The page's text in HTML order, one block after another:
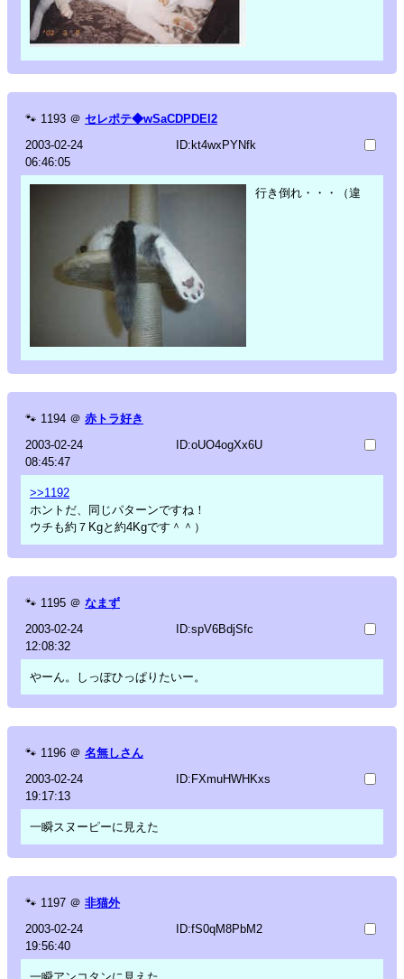
🐾 1193 ＠ セレポテ◆wSaCDPDEl2
2003-02-24
06:46:05
ID:kt4wxPYNfk
行き倒れ・・・（違
🐾 1194 ＠ 赤トラ好き
2003-02-24
08:45:47
ID:oUO4ogXx6U
>>1192
ホントだ、同じパターンですね！
ウチも約７Kgと約4Kgです＾＾）
🐾 1195 ＠ なまず
2003-02-24
12:08:32
ID:spV6BdjSfc
やーん。しっぽひっぱりたいー。
🐾 1196 ＠ 名無しさん
2003-02-24
19:17:13
ID:FXmuHWHKxs
一瞬スヌーピーに見えた
🐾 1197 ＠ 非猫外
2003-02-24
19:56:40
ID:fS0qM8PbM2